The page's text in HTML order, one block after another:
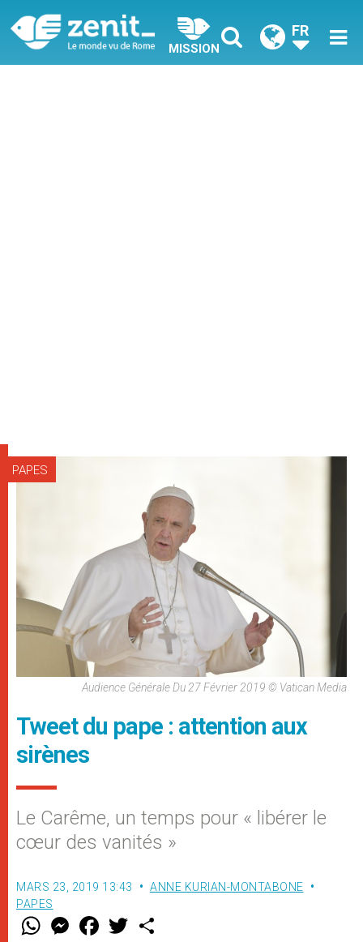
MISSION
FR
PAPES
Audience Générale Du 27 Février 2019 © Vatican Media
Tweet du pape : attention aux
sirènes
Le Carême, un temps pour « libérer le
cœur des vanités »
MARS 23, 2019 13:43
ANNE KURIAN-MONTABONE
PAPES
W M
e
F
a w